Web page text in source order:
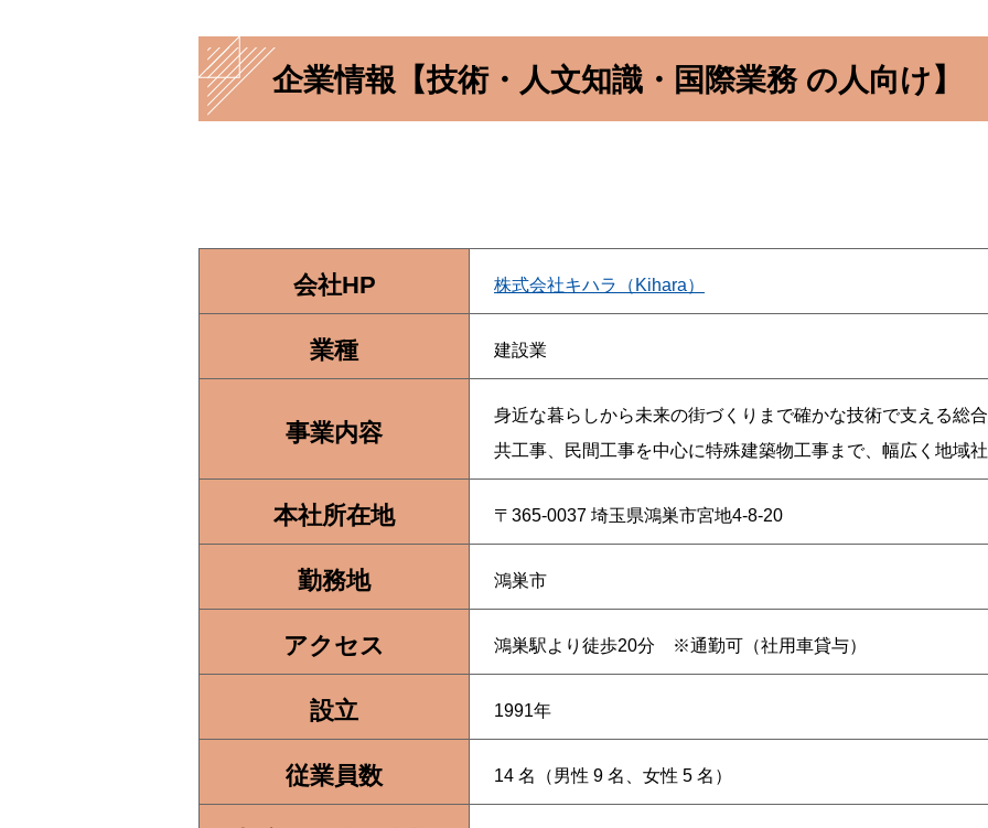
企業情報【技術・人文知識・国際業務 の人向け】
会社HP 株式会社キハラ（Kihara）
業種 建設業
事業内容
身近な暮らしから未来の街づくりまで確かな技術で支える総
共工事、民間工事を中心に特殊建築物工事まで、幅広く地域
本社所在地 〒365-0037 埼玉県鴻巣市宮地4-8-20
勤務地 鴻巣市
アクセス 鴻巣駅より徒歩20分 ※通勤可（社用車貸与）
設立 1991年
従業員数 14 名（男性 9 名、女性 5 名）